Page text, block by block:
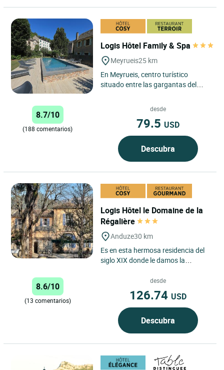
Logis Hôtel Family & Spa
Meyrueis25 km
En Meyrueis, centro turístico
situado entre las gargantas del
macizos del Aigoual, de...
8.7/10
(188 comentarios)
desde
79.5 USD
Descubra
Logis Hôtel le Domaine de la
Régalière
Anduze30 km
Es en esta hermosa residencia del
siglo XIX donde le damos la
Portes des Cévennes, a 2 km...
8.6/10
(13 comentarios)
desde
126.74 USD
Descubra